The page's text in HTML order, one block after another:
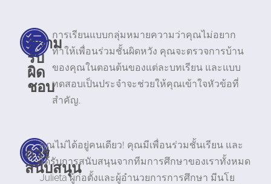
ความ
รับ
ผิด
ชอบ
การเรียนแบบกลุ่มหมายความว่าคุณไม่อยาก
ทำให้เพื่อนร่วมชั้นผิดหวัง คุณจะตรวจการบ้าน
ของคุณในตอนต้นของแต่ละบทเรียน และแบบ
ทดสอบเป็นประจำจะช่วยให้คุณเข้าใจหัวข้อที่
สำคัญ.
การ
สนับสนุน
คุณไม่ได้อยู่คนเดียว! คุณมีเพื่อนร่วมชั้นเรียน และ
ได้รับการสนับสนุนจากทีมการศึกษาของเราทั้งหมด
Julieta ผู้ก่อตั้งและผู้อำนวยการการศึกษา มีนโย